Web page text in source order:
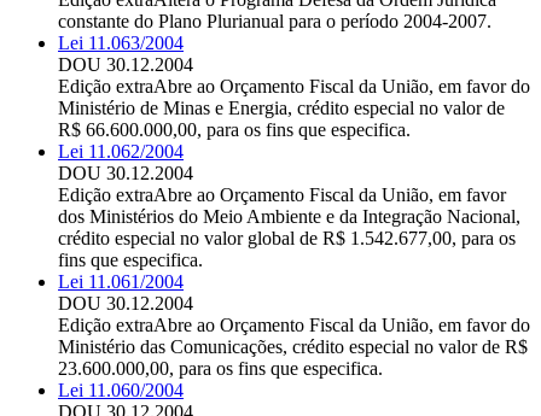
constante do Plano Plurianual para o período 2004-2007.
Lei 11.063/2004
DOU 30.12.2004
Edição extraAbre ao Orçamento Fiscal da União, em favor do
Ministério de Minas e Energia, crédito especial no valor de
R$ 66.600.000,00, para os fins que especifica.
Lei 11.062/2004
DOU 30.12.2004
Edição extraAbre ao Orçamento Fiscal da União, em favor
dos Ministérios do Meio Ambiente e da Integração Nacional,
crédito especial no valor global de R$ 1.542.677,00, para os
fins que especifica.
Lei 11.061/2004
DOU 30.12.2004
Edição extraAbre ao Orçamento Fiscal da União, em favor do
Ministério das Comunicações, crédito especial no valor de R$
23.600.000,00, para os fins que especifica.
Lei 11.060/2004